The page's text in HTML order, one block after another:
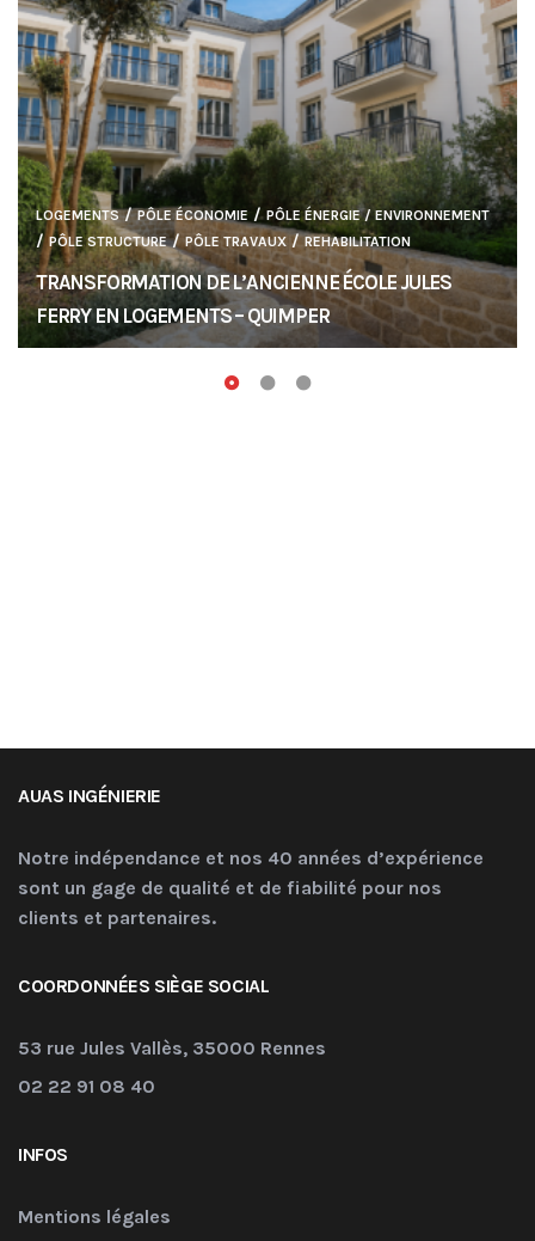
LOGEMENTS/PÔLE ÉCONOMIE / PÔLE ÉNERGIE / ENVIRONNEMENT
/ PÔLE STRUCTURE/PÔLE TRAVAUX/REHABILITATION
TRANSFORMATION DE L’ANCIENNE ÉCOLE JULES
FERRY EN LOGEMENTS – QUIMPER
AUAS INGÉNIERIE
Notre indépendance et nos 40 années d’expérience
sont un gage de qualité et de fiabilité pour nos
clients et partenaires.
COORDONNÉES SIÈGE SOCIAL
53 rue Jules Vallès, 35000 Rennes
02 22 91 08 40
INFOS
Mentions légales